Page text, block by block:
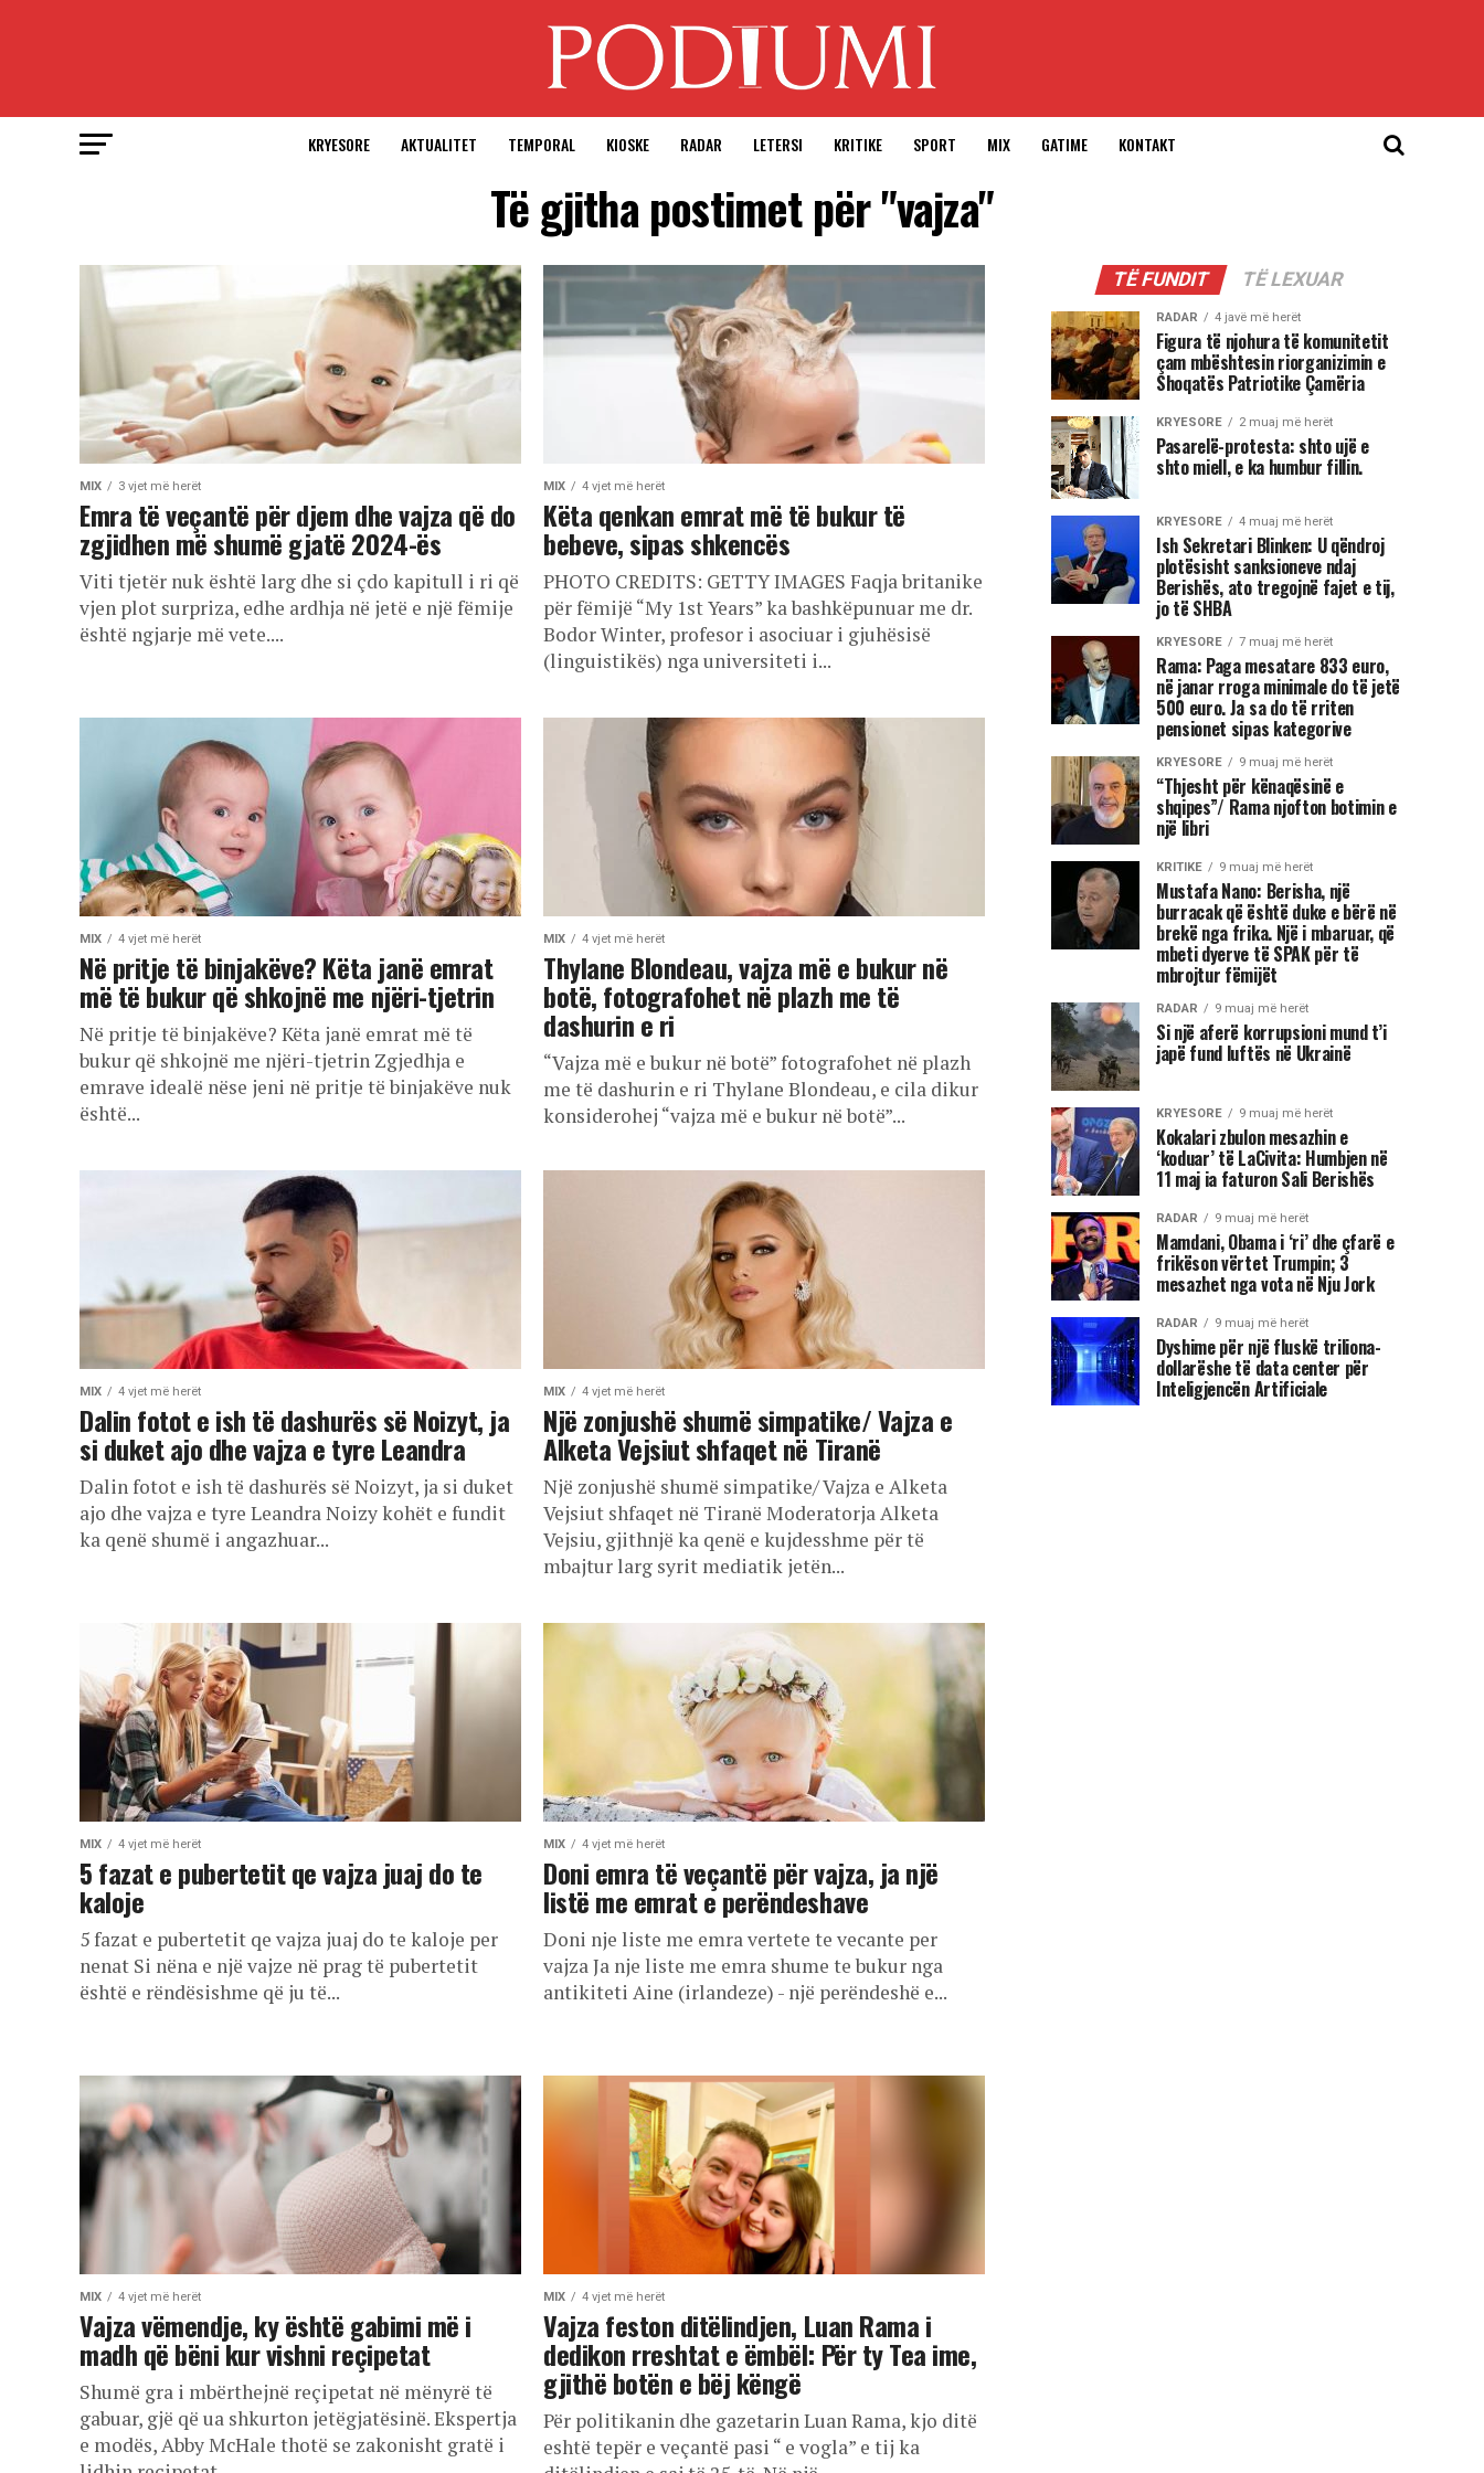
KRYESORE AKTUALITET TEMPORAL KIOSKE RADAR LETERSI KRITIKE SPORT MIX GATIME KONTAKT
Të gjitha postimet për "vajza"
MIX 3 vjet më herët
Emra të veçantë për djem dhe vajza që do
zgjidhen më shumë gjatë 2024-ës
Viti tjetër nuk është larg dhe si çdo kapitull i ri që
vjen plot surpriza, edhe ardhja në jetë e një fëmije
është ngjarje më vete....
MIX 4 vjet më herët
Këta qenkan emrat më të bukur të
bebeve, sipas shkencës
PHOTO CREDITS: GETTY IMAGES Faqja britanike
për fëmijë “My 1st Years” ka bashkëpunuar me dr.
Bodor Winter, profesor i asociuar i gjuhësisë
(linguistikës) nga universiteti i...
MIX 4 vjet më herët
Në pritje të binjakëve? Këta janë emrat
më të bukur që shkojnë me njëri-tjetrin
Në pritje të binjakëve? Këta janë emrat më të
bukur që shkojnë me njëri-tjetrin Zgjedhja e
emrave idealë nëse jeni në pritje të binjakëve nuk
është...
MIX 4 vjet më herët
Thylane Blondeau, vajza më e bukur në
botë, fotografohet në plazh me të
dashurin e ri
“Vajza më e bukur në botë” fotografohet në plazh
me të dashurin e ri Thylane Blondeau, e cila dikur
konsiderohej “vajza më e bukur në botë”...
MIX 4 vjet më herët
Dalin fotot e ish të dashurës së Noizyt, ja
si duket ajo dhe vajza e tyre Leandra
Dalin fotot e ish të dashurës së Noizyt, ja si duket
ajo dhe vajza e tyre Leandra Noizy kohët e fundit
ka qenë shumë i angazhuar...
MIX 4 vjet më herët
Një zonjushë shumë simpatike/ Vajza e
Alketa Vejsiut shfaqet në Tiranë
Një zonjushë shumë simpatike/ Vajza e Alketa
Vejsiut shfaqet në Tiranë Moderatorja Alketa
Vejsiu, gjithnjë ka qenë e kujdesshme për të
mbajtur larg syrit mediatik jetën...
MIX 4 vjet më herët
5 fazat e pubertetit qe vajza juaj do te
kaloje
5 fazat e pubertetit qe vajza juaj do te kaloje per
nenat Si nëna e një vajze në prag të pubertetit
është e rëndësishme që ju të...
MIX 4 vjet më herët
Doni emra të veçantë për vajza, ja një
listë me emrat e perëndeshave
Doni nje liste me emra vertete te vecante per
vajza Ja nje liste me emra shume te bukur nga
antikiteti Aine (irlandeze) - një perëndeshë e...
MIX 4 vjet më herët
Vajza vëmendje, ky është gabimi më i
madh që bëni kur vishni reçipetat
Shumë gra i mbërthejnë reçipetat në mënyrë të
gabuar, gjë që ua shkurton jetëgjatësinë. Ekspertja
e modës, Abby McHale thotë se zakonisht gratë i
MIX 4 vjet më herët
Vajza feston ditëlindjen, Luan Rama i
dedikon rreshtat e ëmbël: Për ty Tea ime,
gjithë botën e bëj këngë
Për politikanin dhe gazetarin Luan Rama, kjo ditë
eshtë tepër e veçantë pasi “ e vogla” e tij ka
TË FUNDIT TË LEXUAR
RADAR 4 javë më herët
Figura të njohura të komunitetit
çam mbështesin riorganizimin e
Shoqatës Patriotike Çamëria
KRYESORE 2 muaj më herët
Pasarelë-protesta: shto ujë e
shto miell, e ka humbur fillin.
KRYESORE 4 muaj më herët
Ish Sekretari Blinken: U qëndroj
plotësisht sanksioneve ndaj
Berishës, ato tregojnë fajet e tij,
jo të SHBA
KRYESORE 7 muaj më herët
Rama: Paga mesatare 833 euro,
në janar rroga minimale do të jetë
500 euro. Ja sa do të rriten
pensionet sipas kategorive
KRYESORE 9 muaj më herët
“Thjesht për kënaqësinë e
shqipes”/ Rama njofton botimin e
një libri
KRITIKE 9 muaj më herët
Mustafa Nano: Berisha, një
burracak që është duke e bërë në
brekë nga frika. Një i mbaruar, që
mbeti dyerve të SPAK për të
mbrojtur fëmijët
RADAR 9 muaj më herët
Si një aferë korrupsioni mund t’i
japë fund luftës në Ukrainë
KRYESORE 9 muaj më herët
Kokalari zbulon mesazhin e
‘koduar’ të LaCivita: Humbjen në
11 maj ia faturon Sali Berishës
RADAR 9 muaj më herët
Mamdani, Obama i ‘ri’ dhe çfarë e
frikëson vërtet Trumpin; 3
mesazhet nga vota në Nju Jork
RADAR 9 muaj më herët
Dyshime për një fluskë triliona-
dollarëshe të data center për
Inteligjencën Artificiale